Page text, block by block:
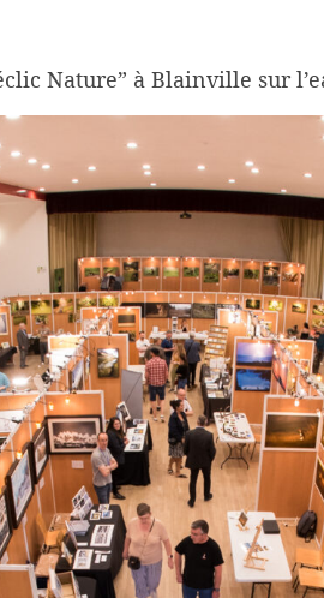
Nature” à Blainville sur